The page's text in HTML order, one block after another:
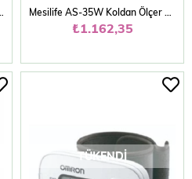
Aleti (Kol Tipi) Mesilife AS-35W Koldan Ölçer Konuşan Tansiyon Aleti
₺1.162,35
TÜKENDI